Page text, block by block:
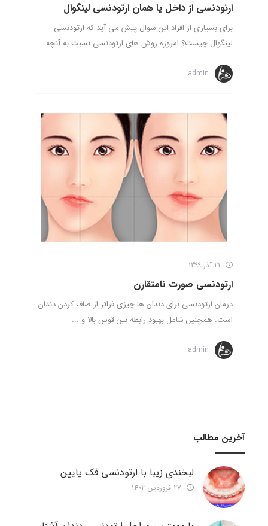
ارتودنسی از داخل یا همان ارتودنسی لینگوال
برای بسیاری از افراد این سوال پیش می آید که ارتودنسی
لینگوال چیست؟ امروزه روش های ارتودنسی نسبت به آنچه ...
admin
ارتودنسی صورت نامتقارن
درمان ارتودنسی برای دندان ها چیزی فراتر از صاف کردن دندان
است. همچنین شامل بهبود رابطه بین قوس بالا و ...
admin
آخرین مطالب
لبخندی زیبا با ارتودنسی فک پایین